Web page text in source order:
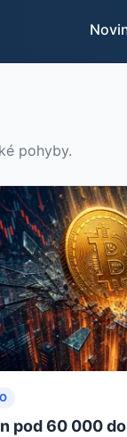
pohyby.
pod 60 000